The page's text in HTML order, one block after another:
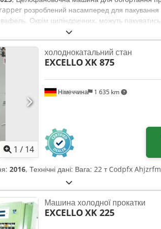
розроблений насамперед для пакування
Окрім циліндричних, можуть
включає автоматичну подачу, укладання у
готової упаковки. Програмований
та кнопки SIEMENS. Модуль для відривної
характеристики: макс. робоча швидкість
80-100 мм; довжина фінальної упаковки:
0,03м³/хв; габарити пакувальної машини
адаптована): L4200xW1080xH1820 мм; вага:
Csdjv Nkx Djpfx Ahcerf Зверніть увагу, що
в обладнання. Звертайтеся із вашими
доступно 30-50 різних нових машин. Для
поставки – від приблизно 3 тижнів. На всі
1 / 14
Німеччина 1 635 km
холоднокатальний стан
EXCELLOXK 875
2016, Технічні дані: Вага: 22 т Codpfx
Машина холодної прокатки
EXCELLOXK 225